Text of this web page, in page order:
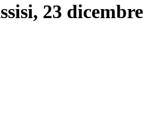
23 dicembre